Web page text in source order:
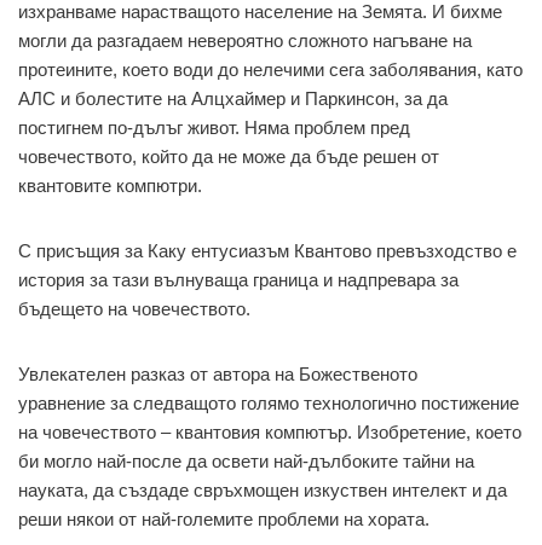
изхранваме нарастващото население на Земята. И бихме
могли да разгадаем невероятно сложното нагъване на
протеините, което води до нелечими сега заболявания, като
АЛС и болестите на Алцхаймер и Паркинсон, за да
постигнем по-дълъг живот. Няма проблем пред
човечеството, който да не може да бъде решен от
квантовите компютри.
С присъщия за Каку ентусиазъм Квантово превъзходство е
история за тази вълнуваща граница и надпревара за
бъдещето на човечеството.
Увлекателен разказ от автора на Божественото
уравнение за следващото голямо технологично постижение
на човечеството – квантовия компютър. Изобретение, което
би могло най-после да освети най-дълбоките тайни на
науката, да създаде свръхмощен изкуствен интелект и да
реши някои от най-големите проблеми на хората.